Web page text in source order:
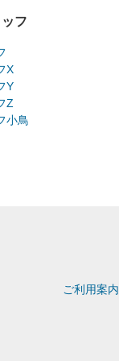
フ
X
Y
Z
小鳥
ご利用案内